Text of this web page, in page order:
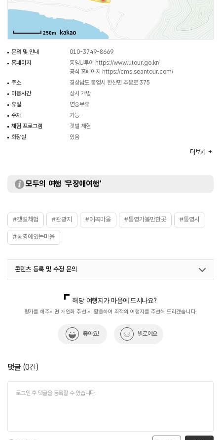
250m
문의 및 안내
010-3749-8669
홈페이지
통영U투어 https://www.utour.go.kr/
공식 홈페이지 https://cms.seantour.com/
주소
경상남도 통영시 한산면 추봉로 375
이용시간
상시 개방
휴일
연중무휴
주차
가능
체험 프로그램
갯벌 체험
화장실
있음
더보기
모두의 여행 '무장애여행'
#갯벌체험 #관광지 #예곡마을 #통영가볼만한곳 #통영시
#통영에있는마을
콘텐츠 등록 및 수정 문의
해당 여행지가 마음에 드시나요?
평가를 해주시면 개인화 추천 시 활용하여 최적의 여행지를 추천해 드리겠습니다.
좋아요! 별로예요
댓글 (0건)